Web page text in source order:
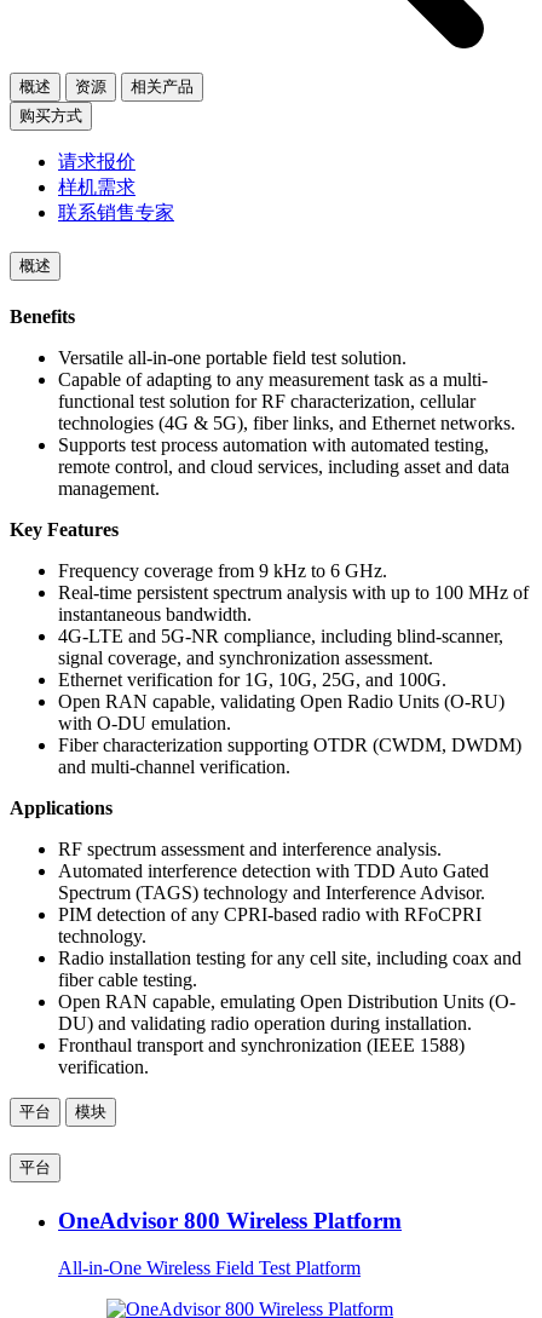
概述 资源
相关产品
购买方式
请求报价
样机需求
联系销售专家
概述
Benefits
Versatile all-in-one portable field test solution.
Capable of adapting to any measurement task as a multi-
functional test solution for RF characterization, cellular
technologies (4G & 5G), fiber links, and Ethernet networks.
Supports test process automation with automated testing,
remote control, and cloud services, including asset and data
management.
Key Features
Frequency coverage from 9 kHz to 6 GHz.
Real-time persistent spectrum analysis with up to 100 MHz of
instantaneous bandwidth.
4G-LTE and 5G-NR compliance, including blind-scanner,
signal coverage, and synchronization assessment.
Ethernet verification for 1G, 10G, 25G, and 100G.
Open RAN capable, validating Open Radio Units (O-RU)
with O-DU emulation.
Fiber characterization supporting OTDR (CWDM, DWDM)
and multi-channel verification.
Applications
RF spectrum assessment and interference analysis.
Automated interference detection with TDD Auto Gated
Spectrum (TAGS) technology and Interference Advisor.
PIM detection of any CPRI-based radio with RFoCPRI
technology.
Radio installation testing for any cell site, including coax and
fiber cable testing.
Open RAN capable, emulating Open Distribution Units (O-
DU) and validating radio operation during installation.
Fronthaul transport and synchronization (IEEE 1588)
verification.
平台 模块
平台
OneAdvisor 800 Wireless Platform
All-in-One Wireless Field Test Platform